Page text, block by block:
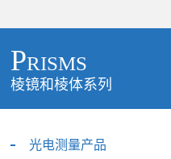
Prisms
棱镜和棱体系列
光电测量产品